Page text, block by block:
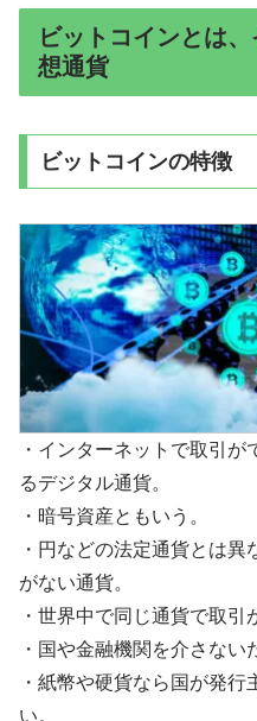
ビットコインとは
想通貨
ビットコインの特徴
・インターネットで取引
るデジタル通貨。
・暗号資産ともいう。
・円などの法定通貨とは
がない通貨。
・世界中で同じ通貨で取引
・国や金融機関を介さない
・紙幣や硬貨なら国が発
い。